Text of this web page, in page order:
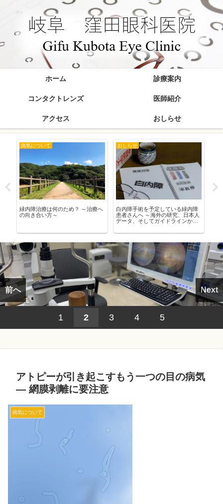
ホーム 診療案内
コンタクトレンズ 医師紹介
アクセス おしらせ
病気について
緑内障治療は何のため？ ～治療へ
の向き合い方～
おしらせ
白内障手術を予定している緑内障
患者さんへ ～海外の研究、日本人
データ、そしてガイドラインから
前へ Next
1 2 3 4 5
アトピーが引き起こすもう一つの目の病気
― 網膜剥離に要注意
病気について